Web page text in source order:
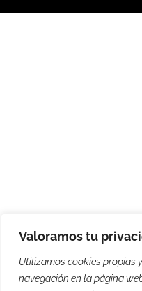
Valoramos tu
Utilizamos cookies propias
navegación en la página